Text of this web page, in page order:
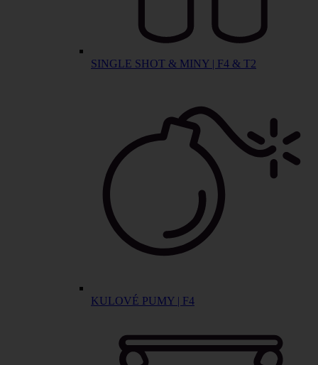
SINGLE SHOT & MINY | F4 & T2
KULOVÉ PUMY | F4